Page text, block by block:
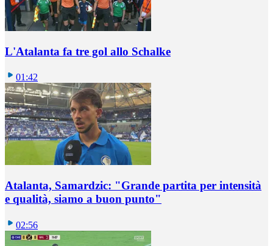
L'Atalanta fa tre gol allo Schalke
01:42
Atalanta, Samardzic: "Grande partita per intensità
e qualità, siamo a buon punto"
02:56